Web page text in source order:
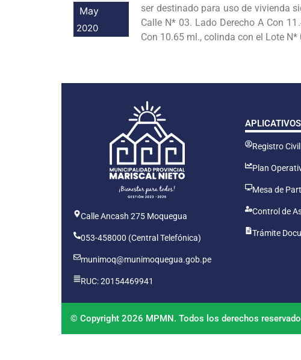
May
2020
ser destinado para uso de vivienda
Calle N* 03. Lado Derecho A Con
Con 10.65 ml., colinda con el Lote
Calle Ancash 275 Moquegua
053-458000 (Central Telefónica)
munimoq@munimoquegua.gob.pe
RUC: 20154469941
Registro Civil
Plan
Mesa de
Control de
Trámite
© Copyright 2026 MPMN. Todos los derechos